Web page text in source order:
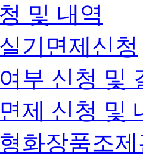
및 내역
기면제신청
부 신청 및
제 신청 및
화장품조